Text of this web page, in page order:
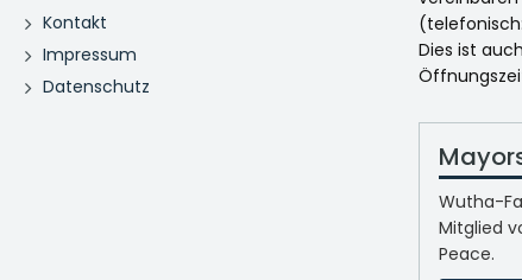
Kontakt
Impressum
Datenschutz
Dies ist
Wutha-
Mitglied
Peace.